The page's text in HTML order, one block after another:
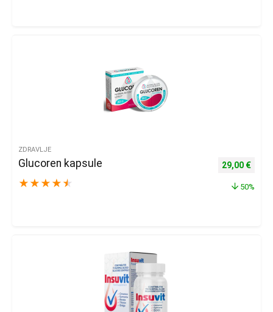
ZDRAVLJE
Glucoren kapsule
★ ★ ★ ★ ★
Izvorna
29,00 €
50%